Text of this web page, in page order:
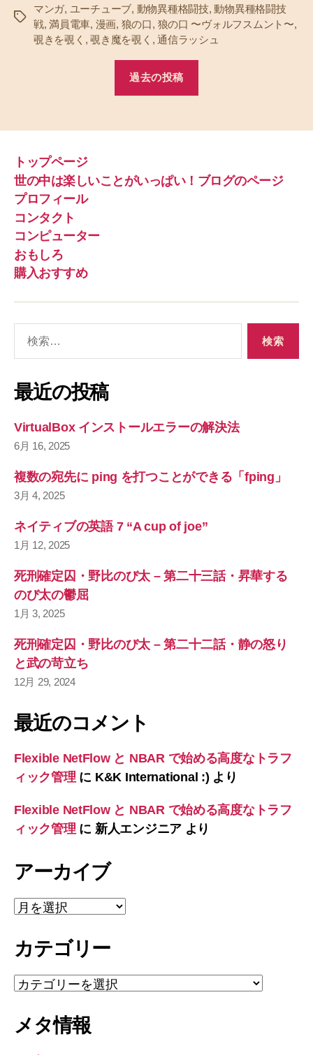
タ
マンガ, ユーチューブ, 動物異種格闘技,動物異種格闘技
戦,満員電車, 漫画, 狼の口, 狼の口 〜ヴォルフスムント〜,
覗きを覗く ,覗き魔を覗く ,通信ラッシュ
過去の投稿
トップページ
世の中は楽しいことがいっぱい！ブログのページ
プロフィール
コンタクト
コンピューター
おもしろ
購入おすすめ
象
最近の投稿
VirtualBox インストールエラーの解決法
6月 16, 2025
複数の宛先に ping を打つことができる「fping」
3月 4, 2025
ネイティブの英語 7 “A cup of joe”
1月 12, 2025
死刑確定囚・野比のび太 – 第二十三話・昇華する
のび太の鬱屈
1月 3, 2025
死刑確定囚・野比のび太 – 第二十二話・静の怒り
と武の苛立ち
12月 29, 2024
最近のコメント
Flexible NetFlow と NBAR で始める高度なトラフ
ィック管理 に K&K International :) より
Flexible NetFlow と NBAR で始める高度なトラフ
ィック管理 に 新人エンジニアより
アーカイブ
ア
ー
イ
カテゴリー
カ
テ
リ
メタ情報